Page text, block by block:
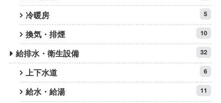
冷暖房 5
換気・排煙 10
給排水・衛生設備 32
上下水道 6
給水・給湯 11